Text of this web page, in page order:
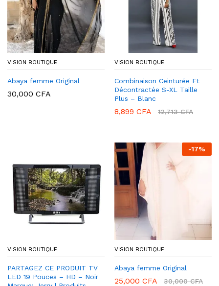
VISION BOUTIQUE
Abaya femme Original
30,000 CFA
VISION BOUTIQUE
Combinaison Ceinturée Et
Décontractée S-XL Taille
Plus – Blanc
8,899 CFA 12,713CFA
VISION BOUTIQUE
PARTAGEZ CE PRODUIT TV
LED 19 Pouces – HD – Noir
-17%
VISION BOUTIQUE
Abaya femme Original
25,000 CFA 30,000CFA